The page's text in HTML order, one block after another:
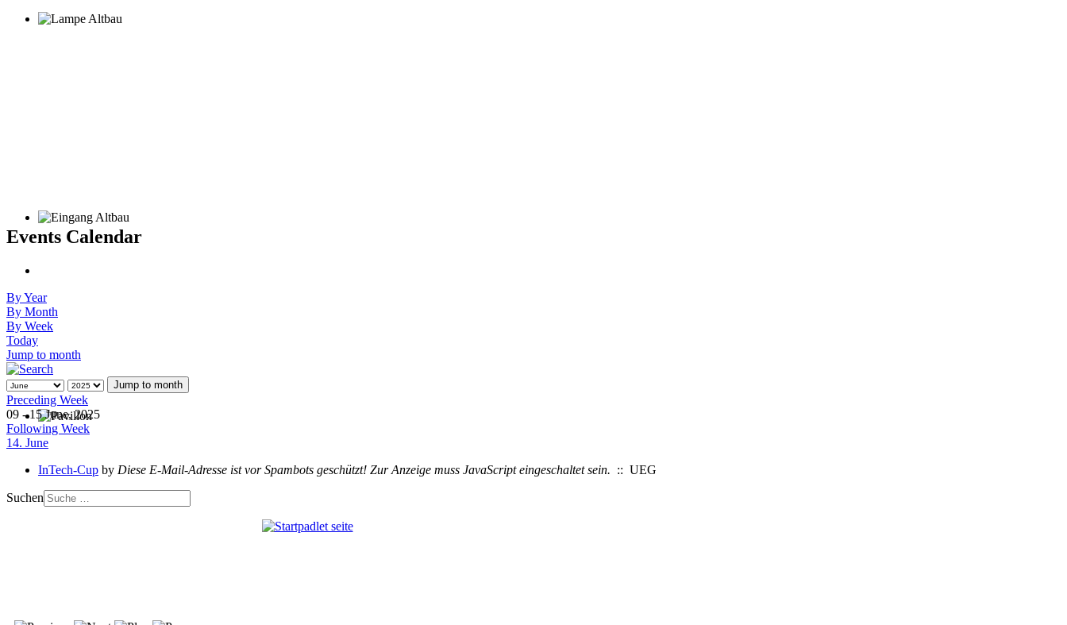
Events Calendar
By Year
By Month
By Week
Today
Jump to month
Jump to month
Preceding Week
09 - 15 June, 2025
Following Week
14. June
InTech-Cup by Diese E-Mail-Adresse ist vor Spambots geschützt! Zur Anzeige muss JavaScript eingeschaltet sein. :: UEG
Suchen